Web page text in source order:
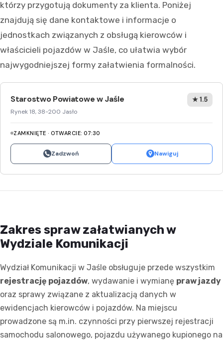
którzy przygotują dokumenty za klienta. Poniżej
znajdują się dane kontaktowe i informacje o
jednostkach związanych z obsługą kierowców i
właścicieli pojazdów w Jaśle, co ułatwia wybór
najwygodniejszej formy załatwienia formalności.
Starostwo Powiatowe w Jaśle
Rynek 18, 38-200 Jasło
★ 1.5
ZAMKNIĘTE · OTWARCIE: 07:30
Zadzwoń Nawiguj
Zakres spraw załatwianych w
Wydziale Komunikacji
Wydział Komunikacji w Jaśle obsługuje przede wszystkim
rejestrację pojazdów, wydawanie i wymianę praw jazdy
oraz sprawy związane z aktualizacją danych w
ewidencjach kierowców i pojazdów. Na miejscu
prowadzone są m.in. czynności przy pierwszej rejestracji
samochodu salonowego, pojazdu używanego kupionego na